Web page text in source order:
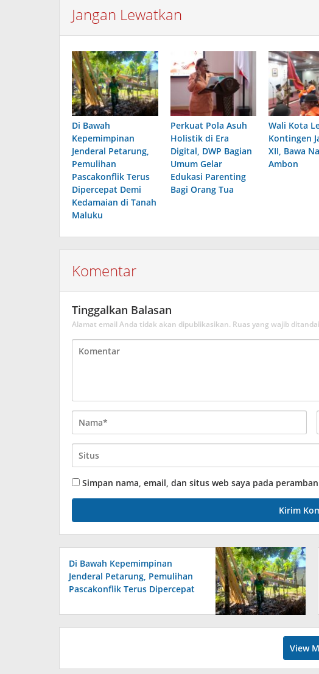
Jangan Lewatkan
Di Bawah
Kepemimpinan
Jenderal Petarung,
Pemulihan
Pascakonflik Terus
Dipercepat Demi
Kedamaian di Tanah
Maluku
Perkuat Pola Asuh
Holistik di Era
Digital, DWP Bagian
Umum Gelar
Edukasi Parenting
Bagi Orang Tua
Wali Kota
Kontingen
XII, Bawa
Ambon
Komentar
Tinggalkan Balasan
Alamat email Anda tidak akan dipublikasikan. Ruas yang wajib ditandai
Simpan nama, email, dan situs web saya pada
Di Bawah Kepemimpinan
Jenderal Petarung, Pemulihan
Pascakonflik Terus Dipercepat
Maluku
View